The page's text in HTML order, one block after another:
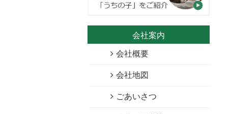
会社案内
会社概要
会社地図
ごあいさつ